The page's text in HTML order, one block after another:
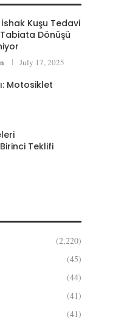
İshak Kuşu Tedavi
Dönüşü
July 17, 2025
Motosiklet
Teklifi
(2,220)
(45)
(44)
(41)
(41)